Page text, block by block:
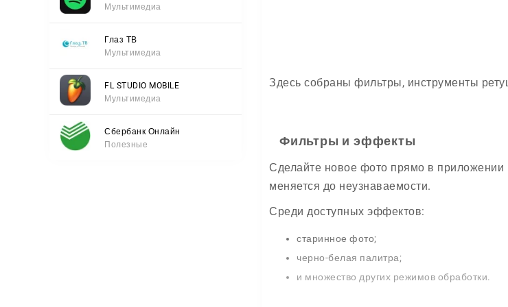
Мультимедиа
Глаз ТВ
Мультимедиа
FL STUDIO MOBILE
Мультимедиа
Сбербанк Онлайн
Полезные
Здесь собраны фильтры, инструменты
Фильтры и эффекты
Сделайте новое фото прямо в приложении
меняется до неузнаваемости.
Среди доступных эффектов:
старинное фото;
черно-белая палитра;
и множество других режимов обработки.